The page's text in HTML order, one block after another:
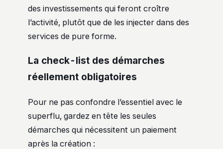
des investissements qui feront croître
l’activité, plutôt que de les injecter dans des
services de pure forme.
La check-list des démarches
réellement obligatoires
Pour ne pas confondre l’essentiel avec le
superflu, gardez en tête les seules
démarches qui nécessitent un paiement
après la création :